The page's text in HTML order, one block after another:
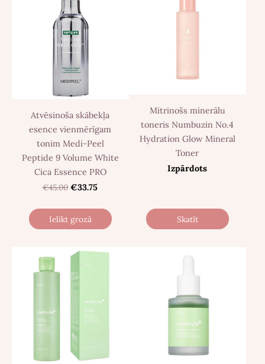
Atvēsinoša skābekļa
esence vienmērīgam
tonim Medi-Peel
Peptide 9 Volume White
Cica Essence PRO
€45.00 €33.75
Ielikt grozā
Mitrinošs minerālu
toneris Numbuzin No.4
Hydration Glow Mineral
Toner
Izpārdots
Skatīt